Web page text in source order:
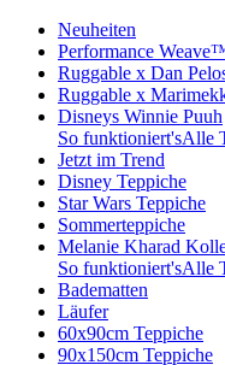
Neuheiten
Performance
Ruggable x Dan
Ruggable x
Disneys Winnie Puuh
So funktioniert'sAlle
Jetzt im Trend
Disney Teppiche
Star Wars Teppiche
Sommerteppiche
Melanie Kharad
So funktioniert'sAlle
Badematten
Läufer
60x90cm Teppiche
90x150cm Teppiche